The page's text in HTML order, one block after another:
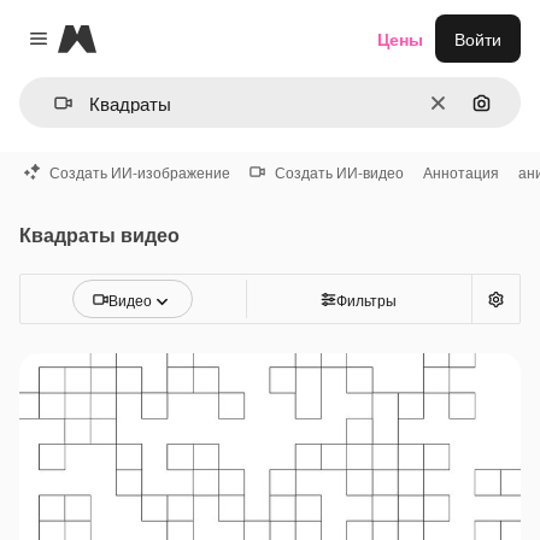
Close menu
Magnific
ОчиститьПоиск
Цены Войти
Создать ИИ-изображение Создать ИИ-видео Аннотация
Квадраты видео
Видео Фильтры